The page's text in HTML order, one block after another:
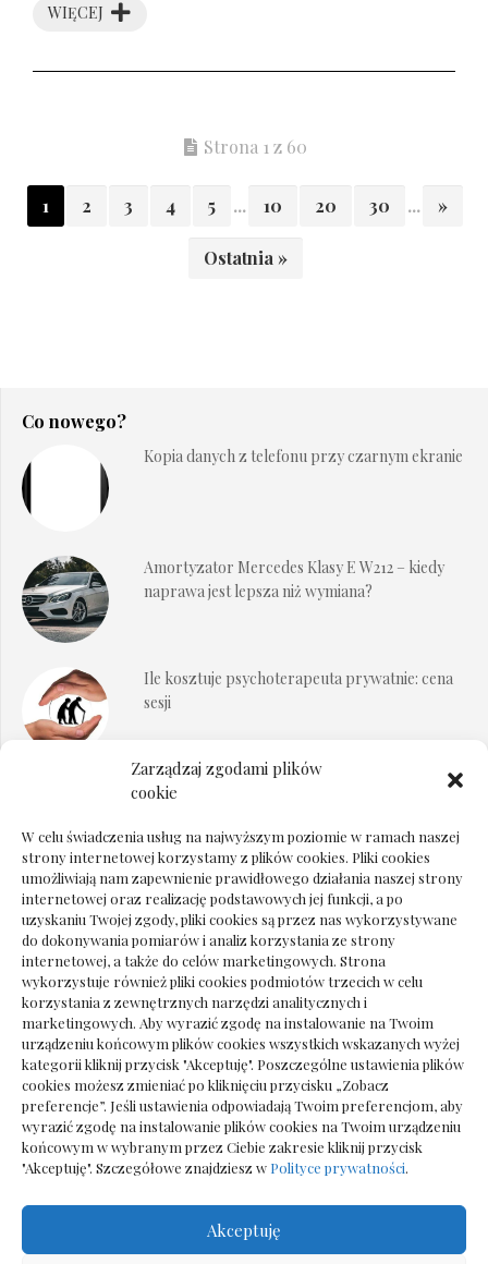
Zarządzaj zgodami plików
cookie
W celu świadczenia usług na najwyższym poziomie w ramach naszej
strony internetowej korzystamy z plików cookies. Pliki cookies
umożliwiają nam zapewnienie prawidłowego działania naszej strony
internetowej oraz realizację podstawowych jej funkcji, a po
uzyskaniu Twojej zgody, pliki cookies są przez nas wykorzystywane
do dokonywania pomiarów i analiz korzystania ze strony
internetowej, a także do celów marketingowych. Strona
wykorzystuje również pliki cookies podmiotów trzecich w celu
korzystania z zewnętrznych narzędzi analitycznych i
marketingowych. Aby wyrazić zgodę na instalowanie na Twoim
urządzeniu końcowym plików cookies wszystkich wskazanych wyżej
kategorii kliknij przycisk "Akceptuję". Poszczególne ustawienia plików
cookies możesz zmieniać po kliknięciu przycisku „Zobacz
preferencje”. Jeśli ustawienia odpowiadają Twoim preferencjom, aby
wyrazić zgodę na instalowanie plików cookies na Twoim urządzeniu
końcowym w wybranym przez Ciebie zakresie kliknij przycisk
"Akceptuję". Szczegółowe znajdziesz w Polityce prywatności.
Akceptuję
WIĘCEJ
Strona 1 z 60
1 2 3 4 5 ... 10 20 30 ... »
Ostatnia »
Co nowego?
Kopia danych z telefonu przy czarnym ekranie
Amortyzator Mercedes Klasy E W212 – kiedy
naprawa jest lepsza niż wymiana?
Ile kosztuje psychoterapeuta prywatnie: cena
sesji
Dokumenty do odbioru przy zmianie biura
Deska podłogowa do salonu: jak wybrać bez
pośpiechu